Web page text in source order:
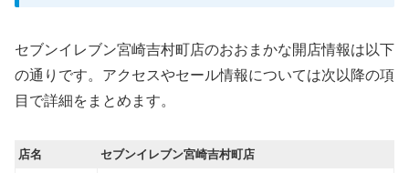
セブンイレブン宮崎吉村町店のおおまかな開店情報は以下
の通りです。アクセスやセール情報については次以降の項
目で詳細をまとめます。
店名 セブンイレブン宮崎吉村町店